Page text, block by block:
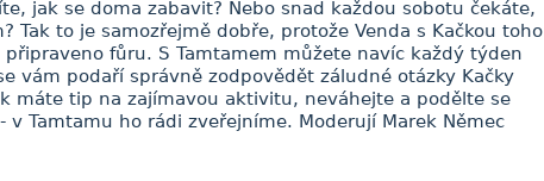
jak se doma zabavit? Nebo snad každou sobotu čekáte,
Tak to je samozřejmě dobře, protože Venda s Kačkou toho
fůru. S Tamtamem můžete navíc každý týden
vám podaří správně zodpovědět záludné otázky Kačky
máte tip na zajímavou aktivitu, neváhejte a podělte se
v Tamtamu ho rádi zveřejníme. Moderují Marek Němec